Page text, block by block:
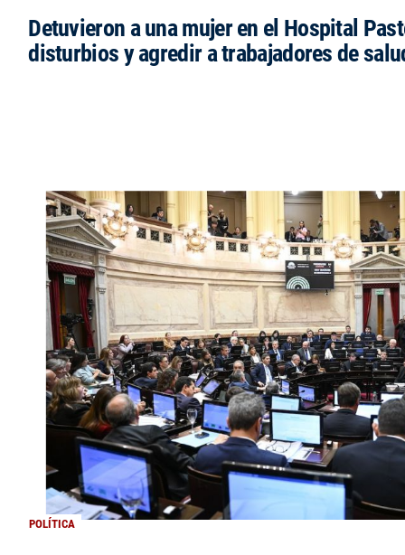
Detuvieron a una mujer en el Hospital
disturbios y agredir a trabajadores de
POLÍTICA